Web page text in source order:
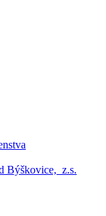
Býškovice, z.s.